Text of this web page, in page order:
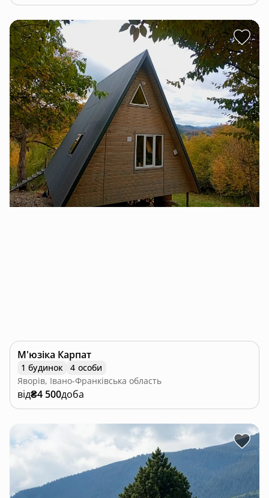
М'юзіка Карпат
1 будинок
4 особи
Яворів, Івано-Франківська область
від₴4 500доба